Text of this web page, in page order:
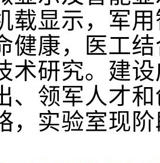
载显示，军
健康，医工
术研究。建
、领军人才
，实验室现